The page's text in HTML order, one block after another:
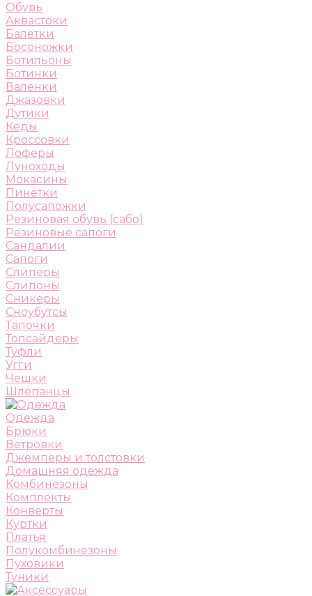
Обувь
Аквастоки
Балетки
Босоножки
Ботильоны
Ботинки
Валенки
Джазовки
Дутики
Кеды
Кроссовки
Лоферы
Луноходы
Мокасины
Пинетки
Полусапожки
Резиновая обувь (сабо)
Резиновые сапоги
Сандалии
Сапоги
Слиперы
Слипоны
Сникеры
Сноубутсы
Тапочки
Топсайдеры
Туфли
Угги
Чешки
Шлепанцы
Одежда
Брюки
Ветровки
Джемперы и толстовки
Домашняя одежда
Комбинезоны
Комплекты
Конверты
Куртки
Платья
Полукомбинезоны
Пуховики
Туники